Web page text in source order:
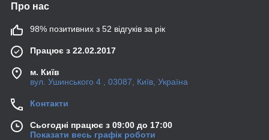
Про нас
98% позитивних з 52 відгуків за рік
Працює з 22.02.2017
м. Київ
вул. Ушинського 4 , 03087, Київ, Україна
Контакти
Сьогодні працює з 09:00 до 17:00
Показати весь графік роботи